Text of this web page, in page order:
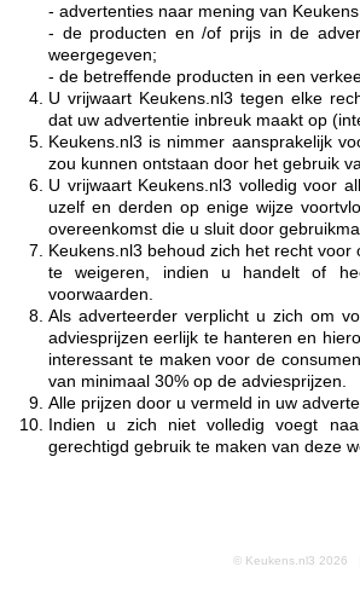
- advertenties naar mening van
- de producten en /of prijs in de
weergegeven;
- de betreffende producten in een
U vrijwaart Keukens.nl3 tegen elke
dat uw advertentie inbreuk maakt op
Keukens.nl3 is nimmer aansprakelijk
zou kunnen ontstaan door het gebruik
U vrijwaart Keukens.nl3 volledig voor
uzelf en derden op enige wijze
overeenkomst die u sluit door
Keukens.nl3 behoud zich het recht
te weigeren, indien u handelt of
voorwaarden.
Als adverteerder verplicht u zich om
adviesprijzen eerlijk te hanteren en
interessant te maken voor de
van minimaal 30% op de adviesprijzen.
Alle prijzen door u vermeld in uw
Indien u zich niet volledig voegt
gerechtigd gebruik te maken van deze
© Keukens.nl3